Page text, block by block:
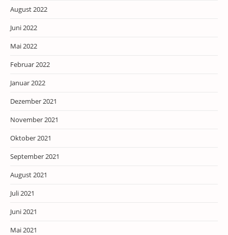
August 2022
Juni 2022
Mai 2022
Februar 2022
Januar 2022
Dezember 2021
November 2021
Oktober 2021
September 2021
August 2021
Juli 2021
Juni 2021
Mai 2021